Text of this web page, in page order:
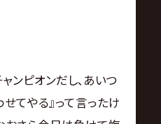
ンピオンだし､あいつ
てやる』って言ったけ